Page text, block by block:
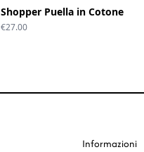
Shopper Puella in Cotone
€27.00
Informazioni